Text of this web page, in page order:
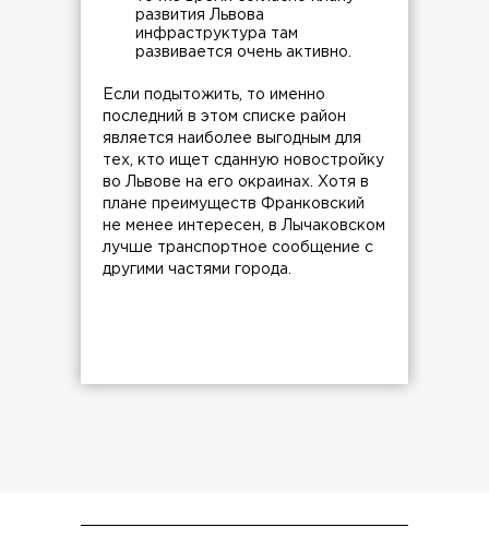
развития Львова
инфраструктура там
развивается очень активно.
Если подытожить, то именно
последний в этом списке район
является наиболее выгодным для
тех, кто ищет сданную новостройку
во Львове на его окраинах. Хотя в
плане преимуществ Франковский
не менее интересен, в Лычаковском
лучше транспортное сообщение с
другими частями города.